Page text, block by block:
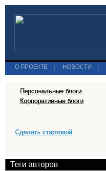
О ПРОЕКТЕ НОВОСТИ
Персональные блоги
Корпоративные блоги
Сделать стартовой
Теги авторов